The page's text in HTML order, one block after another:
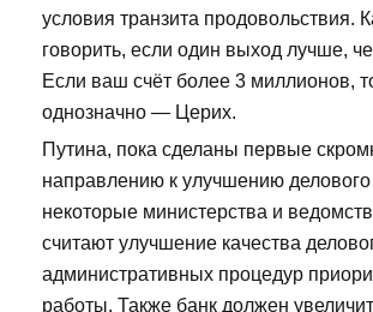
условия транзита продовольствия.
говорить, если один выход лучше,
Если ваш счёт более 3 миллионов,
однозначно — Церих.
Путина, пока сделаны первые
направлению к улучшению делового
некоторые министерства и
считают улучшение качества
административных процедур
работы. Также банк должен